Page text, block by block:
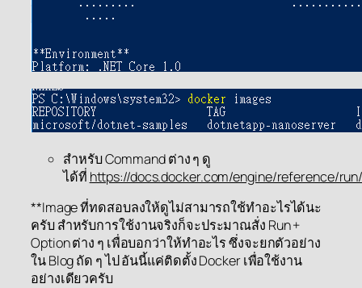
สำหรับ Command ต่าง ๆ ดู
ได้ที่ https://docs.docker.com/engine/reference/
**Image ที่ทดสอบลงให้ดูไม่สามารถใช้ทำอะไรได้นะ
ครับ สำหรับการใช้งานจริงก็จะประมาณสั่ง Run +
Option ต่าง ๆ เพื่อบอกว่าให้ทำอะไร ซึ่งจะยกตัวอย่าง
ใน Blog ถัด ๆ ไป อันนี้แค่ติดตั้ง Docker เพื่อใช้งาน
อย่างเดียวครับ